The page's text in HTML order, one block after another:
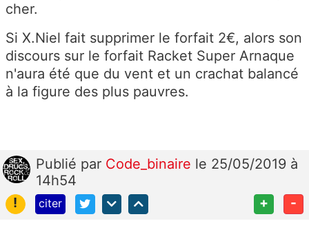
cher.
Si X.Niel fait supprimer le forfait 2€, alors son
discours sur le forfait Racket Super Arnaque
n'aura été que du vent et un crachat balancé
à la figure des plus pauvres.
Publié par Code_binaire le 25/05/2019 à
14h54
!
citer + -